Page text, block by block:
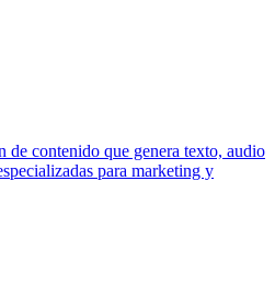
de contenido que genera texto, audio
para marketing y